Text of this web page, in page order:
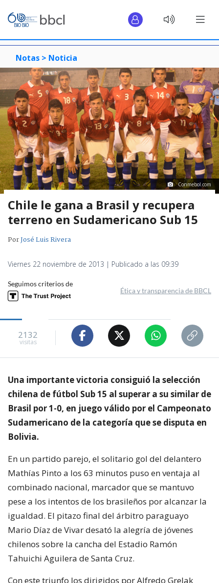
Notas > Noticia
Conmebol.com
Chile le gana a Brasil y recupera
terreno en Sudamericano Sub 15
PorJosé Luis Rivera
Viernes 22 noviembre de 2013 | Publicado a las 09:39
Seguimos criterios de
Ética y transparencia de BBCL
2132
visitas
Una importante victoria consiguió la selección
chilena de fútbol Sub 15 al superar a su similar de
Brasil por 1-0, en juego válido por el Campeonato
Sudamericano de la categoría que se disputa en
Bolivia.
En un partido parejo, el solitario gol del delantero
Mathías Pinto a los 63 minutos puso en ventaja al
combinado nacional, marcador que se mantuvo
pese a los intentos de los brasileños por alcanzar la
igualdad. El pitazo final del árbitro paraguayo
Mario Díaz de Vivar desató la alegría de jóvenes
chilenos sobre la cancha del Estadio Ramón
Tahuichi Aguilera de Santa Cruz.
Con este triunfo los dirigidos por Alfredo Grelak